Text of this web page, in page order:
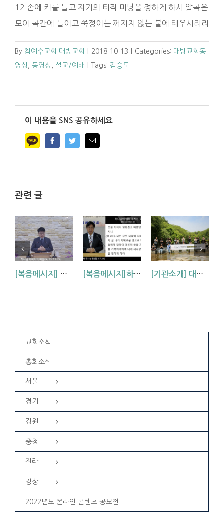
12 손에 키를 들고 자기의 타작 마당을 정하게 하사 알곡은
모아 곡간에 들이고 쭉정이는 꺼지지 않는 불에 태우시리라
By 참예수교회 대방교회 2018-10-13 Categories: 대방교회동
영상 동영상 설교/예배 Tags: 김승도
이 내용을 SNS 공유하세요
FacebookTwitterEmail
관련 글
[복음메시지] 하나님 아버지의 마음 (눅15:11~24) [복음메시지]하나님이 입혀주시는 옷 (창 3:7,21) [기관소개] 대방교회 학생부를 소개합니다.
교회소식
총회소식
서울
경기
강원
충청
전라
경상
2022년도 온라인 콘텐츠 공모전